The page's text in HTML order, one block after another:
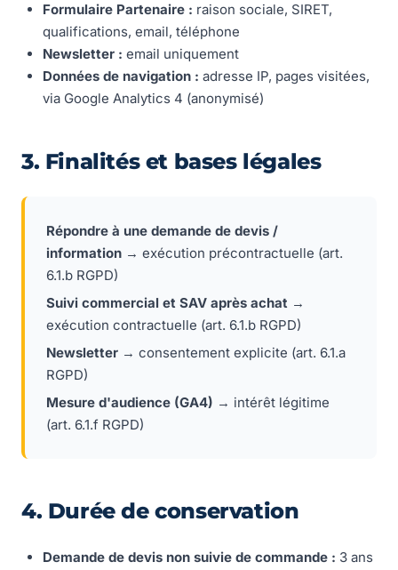
Formulaire Partenaire : raison sociale, SIRET,
qualifications, email, téléphone
Newsletter : email uniquement
Données de navigation : adresse IP, pages visitées,
via Google Analytics 4 (anonymisé)
3. Finalités et bases légales
Répondre à une demande de devis /
information → exécution précontractuelle (art.
6.1.b RGPD)
Suivi commercial et SAV après achat →
exécution contractuelle (art. 6.1.b RGPD)
Newsletter → consentement explicite (art. 6.1.a
RGPD)
Mesure d'audience (GA4) → intérêt légitime
(art. 6.1.f RGPD)
4. Durée de conservation
Demande de devis non suivie de commande : 3 ans